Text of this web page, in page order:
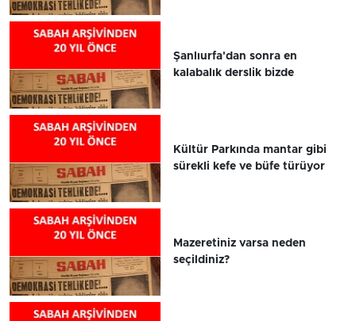
Şanlıurfa'dan sonra en
kalabalık derslik bizde
Kültür Parkında mantar gibi
sürekli kefe ve büfe türüyor
Mazeretiniz varsa neden
seçildiniz?